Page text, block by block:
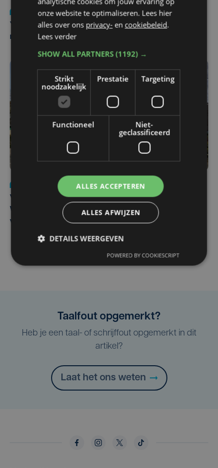
Nieuws
do 6 augustus | 21:30
Yaro (19), slachtoffer van vechtpartij, is na
maandenlange coma overleden
wo 5 augustus | 11:57
Vier Oostendse gynaecologen versterken dienst in AZ
West, dat ook een nieuwe voltijdse gynaecoloog
verwelkomt
Taalfout opgemerkt?
Heb je een taal- of schrijffout opgemerkt in dit
artikel?
Laat het ons weten
onze website te optimaliseren. Lees hier
alles over ons privacy- en cookiebeleid.
Lees verder
SHOW ALL PARTNERS(1192) →
Strikt
noodzakelijk
Prestatie Targeting
Functioneel
Niet-
geclassificeerd
ALLES ACCEPTEREN
ALLES AFWIJZEN
DETAILS WEERGEVEN
POWERED BY COOKIESCRIPT